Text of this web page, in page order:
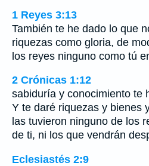
1 Reyes 3:13
También te he dado lo que
riquezas como gloria, de
los reyes ninguno como tú
2 Crónicas 1:12
sabiduría y conocimiento te
Y te daré riquezas y bienes
las tuvieron ninguno de los
de ti, ni los que vendrán
Eclesiastés 2:9